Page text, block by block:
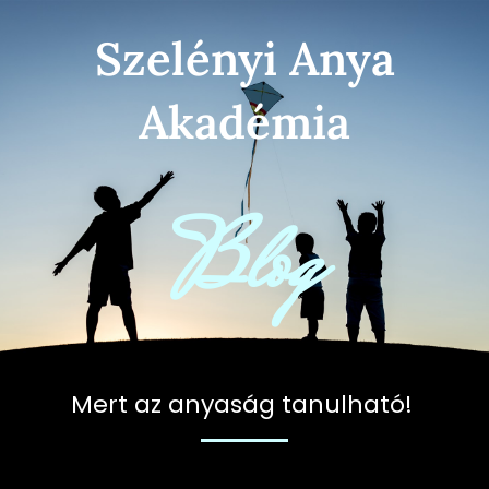
Szelényi Anya
Akadémia
Blog
Mert az anyaság tanulható!